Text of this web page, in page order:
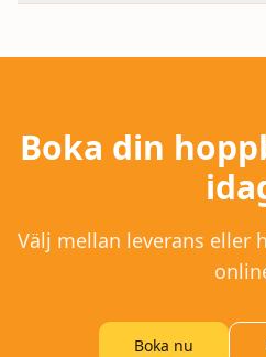
Boka din
Välj mellan leverans eller
Boka nu